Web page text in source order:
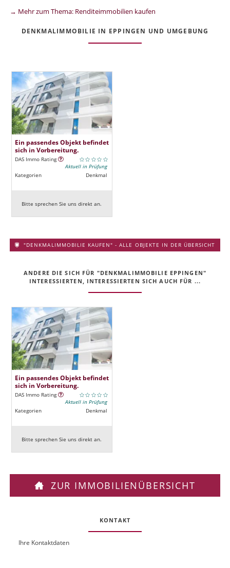
→ Mehr zum Thema: Renditeimmobilien kaufen
DENKMALIMMOBILIE IN EPPINGEN UND UMGEBUNG
Ein passendes Objekt befindet
sich in Vorbereitung.
DAS Immo Rating
Aktuell in Prüfung
Kategorien
Denkmal
Bitte sprechen Sie uns direkt an.
"DENKMALIMMOBILIE KAUFEN" - ALLE OBJEKTE IN DER ÜBERSICHT
ANDERE DIE SICH FÜR "DENKMALIMMOBILIE EPPINGEN"
INTERESSIERTEN, INTERESSIERTEN SICH AUCH FÜR ...
Ein passendes Objekt befindet
sich in Vorbereitung.
DAS Immo Rating
Aktuell in Prüfung
Kategorien
Denkmal
Bitte sprechen Sie uns direkt an.
ZUR IMMOBILIENÜBERSICHT
KONTAKT
OUIhre Kontaktdaten